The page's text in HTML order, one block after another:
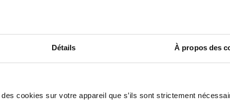
Détails À propos des
cookies sur votre appareil que s’ils sont strictement